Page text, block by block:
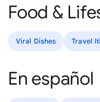
Food &
Viral Dishes Travel
En español